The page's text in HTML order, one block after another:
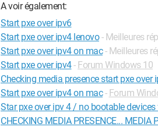
A voir également:
Start pxe over ipv6
Start pxe over ipv4 lenovo - Meilleures
Start pxe over ipv4 on mac - Meilleures
Start pxe over ipv4- Forum Windows 10
Checking media presence start pxe over
Start pxe over ipv4 on mac - Forum
Star pxe over ipv 4 / no bootable
CHECKING MEDIA PRESENCE... MEDIA